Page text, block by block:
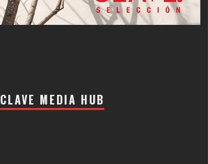
CLAVE MEDIA HUB